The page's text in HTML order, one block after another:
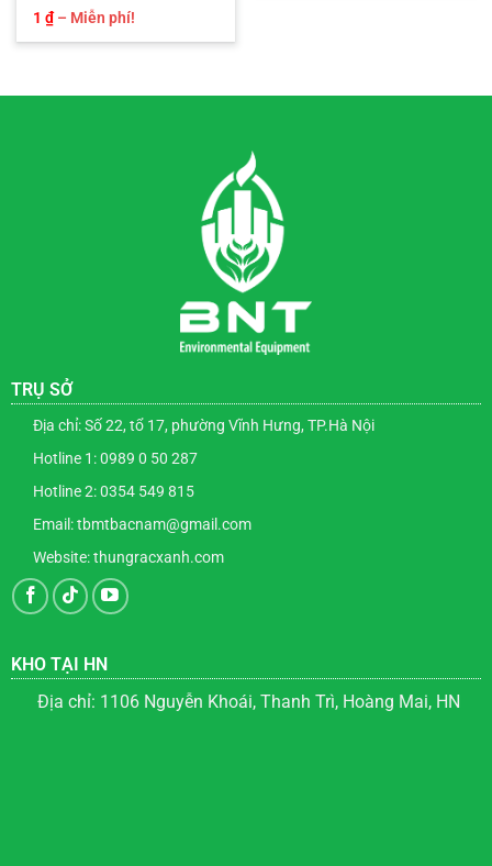
1 ₫ – Miễn phí!Khoảng
từ
TRỤ SỞ
Địa chỉ: Số 22, tổ 17, phường Vĩnh Hưng, TP.Hà Nội
Hotline 1: 0989 0 50 287
Hotline 2: 0354 549 815
Email: tbmtbacnam@gmail.com
Website: thungracxanh.com
KHO TẠI HN
Địa chỉ: 1106 Nguyễn Khoái, Thanh Trì, Hoàng Mai, HN